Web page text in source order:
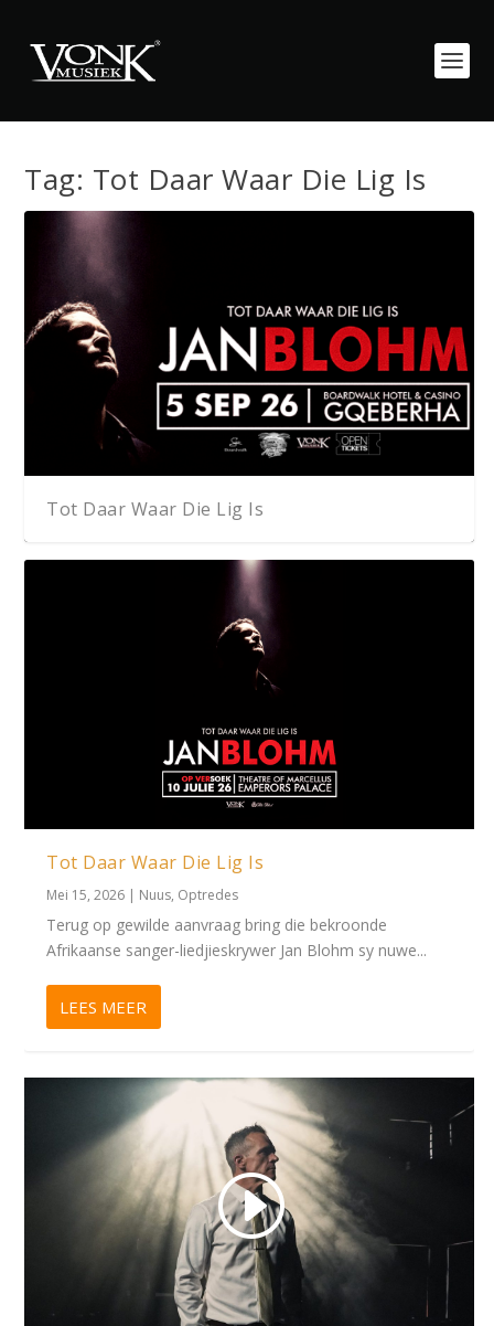
Tag: Tot Daar Waar Die Lig Is
Tot Daar Waar Die Lig Is
Tot Daar Waar Die Lig Is
Mei 15, 2026 | Nuus, Optredes
Terug op gewilde aanvraag bring die bekroonde
Afrikaanse sanger-liedjieskrywer Jan Blohm sy nuwe...
LEES MEER